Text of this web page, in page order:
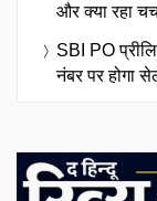
और क्या रहा
SBI PO
नंबर पर होगा